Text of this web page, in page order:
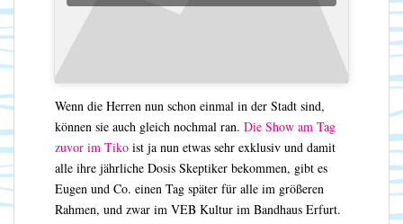
Wenn die Herren nun schon einmal in der Stadt sind,
können sie auch gleich nochmal ran. Die Show am Tag
zuvor im Tiko ist ja nun etwas sehr exklusiv und damit
alle ihre jährliche Dosis Skeptiker bekommen, gibt es
Eugen und Co. einen Tag später für alle im größeren
Rahmen, und zwar im VEB Kultur im Bandhaus Erfurt.